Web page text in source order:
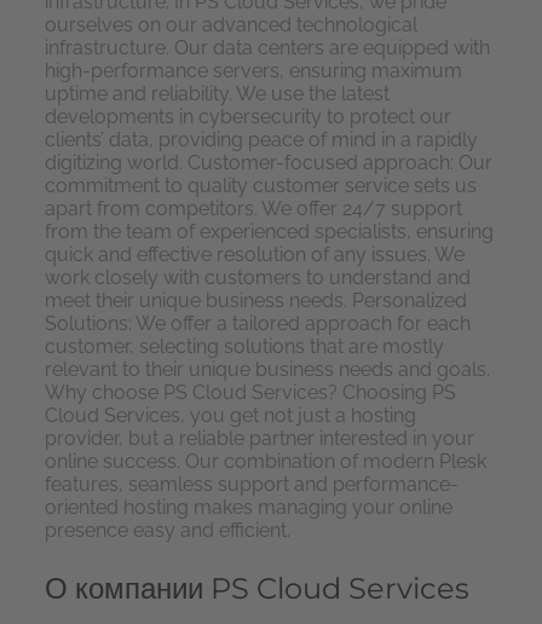
ourselves on our advanced technological
infrastructure. Our data centers are equipped with
high-performance servers, ensuring maximum
uptime and reliability. We use the latest
developments in cybersecurity to protect our
clients’ data, providing peace of mind in a rapidly
digitizing world. Customer-focused approach: Our
commitment to quality customer service sets us
apart from competitors. We offer 24/7 support
from the team of experienced specialists, ensuring
quick and effective resolution of any issues. We
work closely with customers to understand and
meet their unique business needs. Personalized
Solutions: We offer a tailored approach for each
customer, selecting solutions that are mostly
relevant to their unique business needs and goals.
Why choose PS Cloud Services? Choosing PS
Cloud Services, you get not just a hosting
provider, but a reliable partner interested in your
online success. Our combination of modern Plesk
features, seamless support and performance-
oriented hosting makes managing your online
presence easy and efficient.
О компании PS Cloud Services